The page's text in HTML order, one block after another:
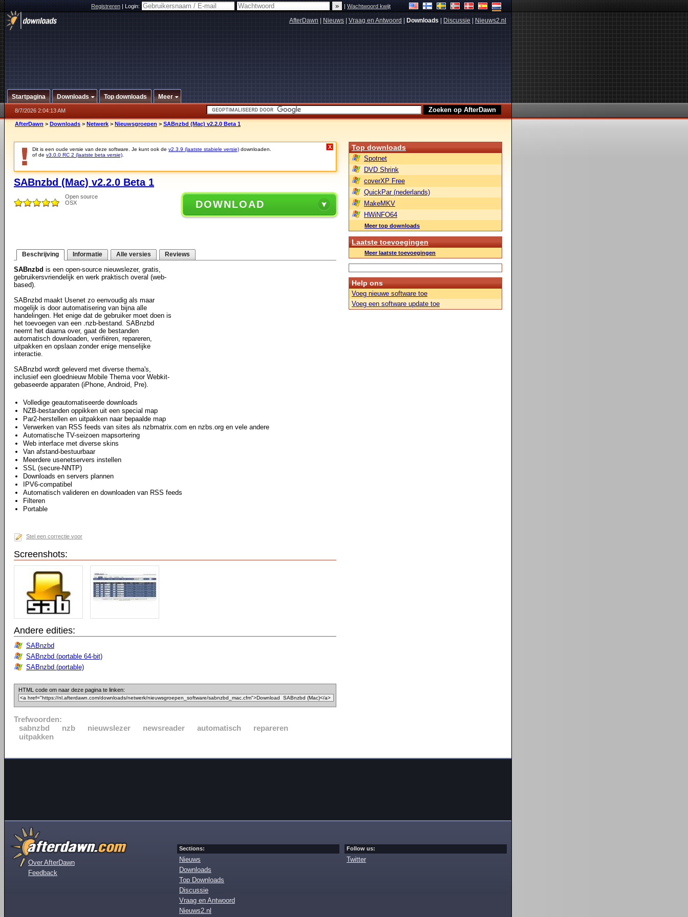
Registreren|Login: |Wachtwoord kwijt
AfterDawn Nieuws Vraag en Antwoord Downloads Discussie Nieuws2.nl
Startpagina Downloads Top downloads Meer
8/7/2026 2:04:13 AM
AfterDawn > Downloads > Netwerk > Nieuwsgroepen > SABnzbd (Mac) v2.2.0 Beta 1
Dit is een oude versie van deze software. Je kunt ook de v2.3.9 (laatste stabiele versie) downloaden.
of de v3.0.0 RC 2 (laatste beta versie)
X
SABnzbd (Mac) v2.2.0 Beta 1
Open source
OSX
DOWNLOAD
Beschrijving Informatie Alle versies Reviews
SABnzbd is een open-source nieuwslezer, gratis,
gebruikersvriendelijk en werk praktisch overal (web-
based).
SABnzbd maakt Usenet zo eenvoudig als maar
mogelijk is door automatisering van bijna alle
handelingen. Het enige dat de gebruiker moet doen is
het toevoegen van een .nzb-bestand. SABnzbd
neemt het daarna over, gaat de bestanden
automatisch downloaden, verifiëren, repareren,
uitpakken en opslaan zonder enige menselijke
interactie.
SABnzbd wordt geleverd met diverse thema's,
inclusief een gloednieuw Mobile Thema voor Webkit-
gebaseerde apparaten (iPhone, Android, Pre).
Volledige geautomatiseerde downloads
NZB-bestanden oppikken uit een special map
Par2-herstellen en uitpakken naar bepaalde map
Verwerken van RSS feeds van sites als nzbmatrix.com en nzbs.org en vele andere
Automatische TV-seizoen mapsortering
Web interface met diverse skins
Van afstand-bestuurbaar
Meerdere usenetservers instellen
SSL (secure-NNTP)
Downloads en servers plannen
IPV6-compatibel
Automatisch valideren en downloaden van RSS feeds
Filteren
Portable
Stel een correctie voor
Screenshots:
Andere edities:
SABnzbd
SABnzbd (portable 64-bit)
SABnzbd (portable)
HTML code om naar deze pagina te linken:
Trefwoorden:
sabnzbd
nzb nieuwslezer newsreader automatisch
repareren
uitpakken
Top downloads
Spotnet
DVD Shrink
coverXP Free
QuickPar (nederlands)
MakeMKV
HWiNFO64
Meer top downloads
Laatste toevoegingen
Meer laatste toevoegingen
Help ons
Voeg nieuwe software toe
Voeg een software update toe
Over AfterDawn
Feedback
Sections:
Nieuws
Downloads
Top Downloads
Discussie
Vraag en Antwoord
Nieuws2.nl
Follow us:
Twitter